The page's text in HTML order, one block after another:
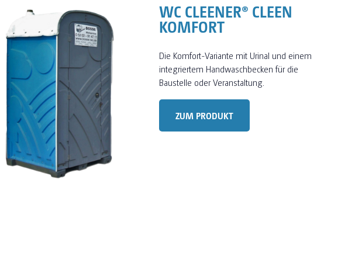
WC CLEENER® CLEEN
KOMFORT
Die Komfort-Variante mit Urinal und einem
integriertem Handwaschbecken für die
Baustelle oder Veranstaltung.
ZUM PRODUKT